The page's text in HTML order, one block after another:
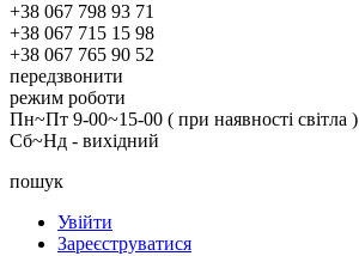
+38 067 798 93 71
+38 067 715 15 98
+38 067 765 90 52
передзвонити
режим роботи
Пн~Пт 9-00~15-00 ( при наявності світла )
Сб~Нд - вихідний
пошук
Увійти
Зареєструватися